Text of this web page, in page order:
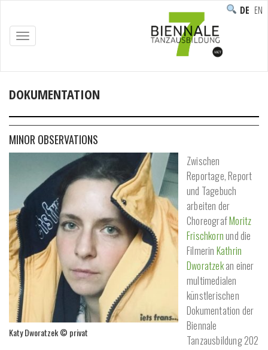
TOGGLE
NAVIGATION
DOKUMENTATION
MINOR OBSERVATIONS
Katy Dworatzek © privat
Zwischen
Reportage, Report
und Tagebuch
arbeiten der
ChoreografMoritz
Frischkornund die
Filmerin Kathrin
Dworatzekan einer
multimedialen
künstlerischen
Dokumentation der
Biennale
Tanzausbildung 202